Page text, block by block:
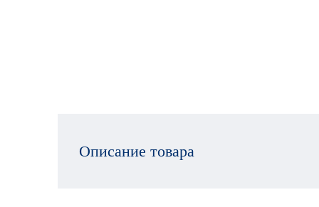
Описание товара